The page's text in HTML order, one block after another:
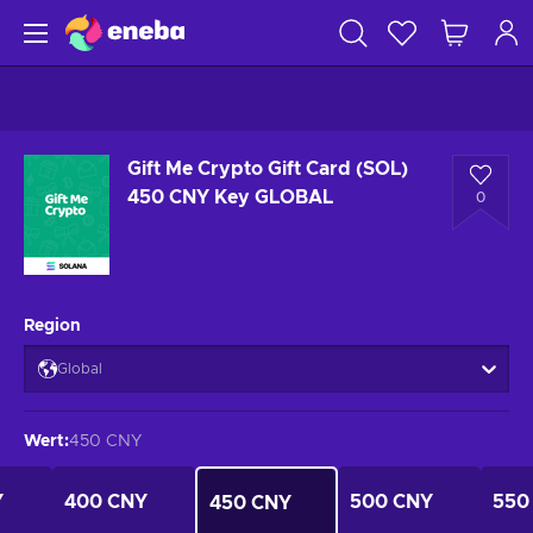
Gift Me Crypto Gift Card (SOL)
450 CNY Key GLOBAL
0
Region
Global
Wert:450 CNY
400 CNY 450 CNY 500 CNY 550